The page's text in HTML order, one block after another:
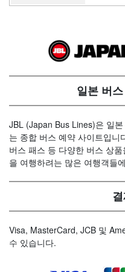
일본 버
JBL (Japan Bus Lines)은 일
는 종합 버스 예약 사이트입니
버스 패스 등 다양한 버스 상
을 여행하려는 많은 여행객들
Visa, MasterCard, JCB 및
수 있습니다.